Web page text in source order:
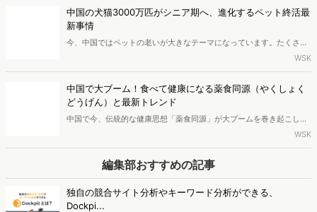
いう言葉ができるほどです。この記事では、このような抹茶人気の背
景にある要因を紹介します。
中国の犬猫3000万匹がシニア期へ、進化するペット終活最
新事情
今、中国ではペットの老いが大きなテーマになっています。たくさん
の犬や猫がシニア期を迎え、ペット業界もかわいがるだけのフェーズ
ードと健康管理、そしてペット葬儀。広がり続けるこの市場で、今最
も注目されている変化をレポートします。
WSK
中国で大ブーム！食べて健康になる薬食同源（やくしょく
どうげん）と最新トレンド
中国で今、伝統的な健康思想「薬食同源」が大ブームを巻き起こして
います。急速な高齢化を背景に健康寿命を延ばしたいシニア世代だけ
群の手軽な養生スタイルとして急速に浸透中。2024年には主要ECだ
けで1兆円を超える巨大市場へと成長しました。本記事では、老舗の若
を解説します。
WSK
編集部おすすめの記事
独自の競合サイト分析やキーワード分析ができる、
Dockpi...